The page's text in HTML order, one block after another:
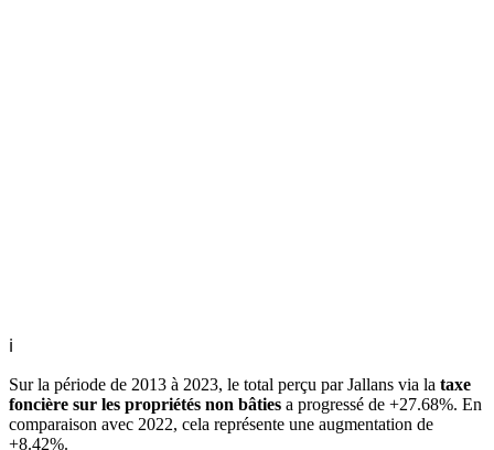
ℹ
Sur la période de 2013 à 2023, le total perçu par Jallans via la taxe
foncière sur les propriétés non bâties a progressé de +27.68%. En
comparaison avec 2022, cela représente une augmentation de
+8.42%.